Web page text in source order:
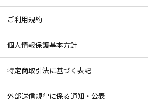
ご利用規約
個人情報保護基本方針
特定商取引法に基づく表記
外部送信規律に係る通知・公表